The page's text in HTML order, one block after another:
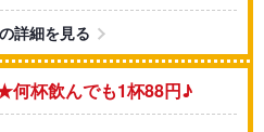
詳細を見る
杯飲んでも1杯88円♪